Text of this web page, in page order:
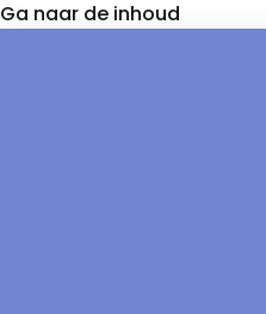
Ga naar de inhoud